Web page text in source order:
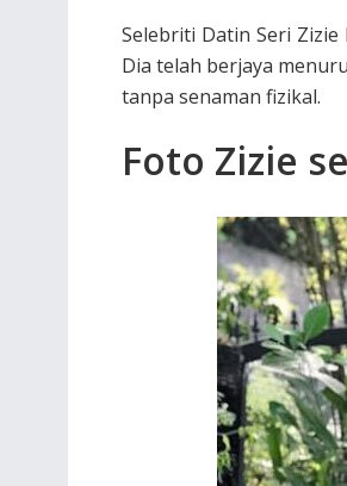
Selebriti Datin Seri
Dia telah berjaya
tanpa senaman fizikal.
Foto Zizie